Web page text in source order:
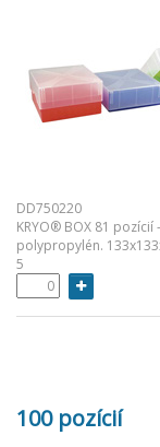
DD750220
KRYO® BOX 81
polypropylén.
5
100 pozícií